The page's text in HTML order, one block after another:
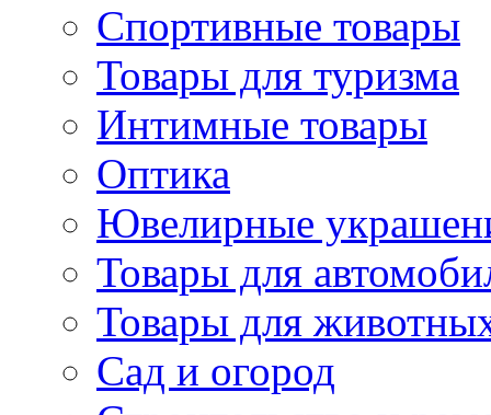
Спортивные товары
Товары для туризма
Интимные товары
Оптика
Ювелирные
Товары для
Товары для
Сад и огород